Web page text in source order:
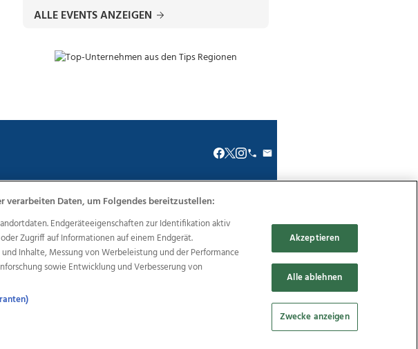
ALLE EVENTS ANZEIGEN
Ehrenkodex
verarbeiten Daten, um Folgendes bereitzustellen:
Endgeräteeigenschaften zur Identifikation aktiv
Zugriff auf Informationen auf einem Endgerät.
Inhalte, Messung von Werbeleistung und der Performance
sowie Entwicklung und Verbesserung von
Akzeptieren
Alle ablehnen
Zwecke anzeigen